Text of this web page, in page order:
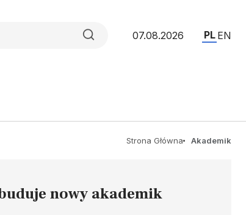
07.08.2026 PL EN
Strona Główna Akademik
nowy akademik